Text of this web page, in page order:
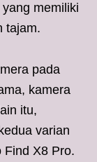
memiliki
tajam.
pada
kamera
itu,
varian
Find X8 Pro.